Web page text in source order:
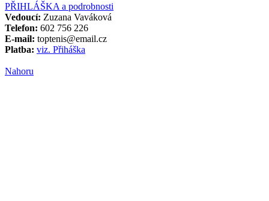
PŘIHLÁŠKA a podrobnosti
Vedoucí: Zuzana Vaváková
Telefon: 602 756 226
E-mail: toptenis@email.cz
Platba: viz. Přiháška
Nahoru